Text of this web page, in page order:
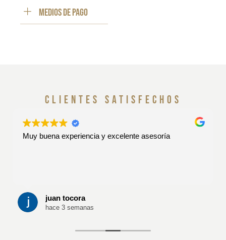
Medios de pago
clientes satisfechos
Muy buena experiencia y excelente asesoría
juan tocora
hace 3 semanas